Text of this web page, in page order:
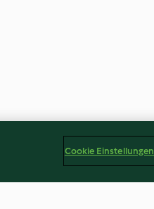
Cookie Einstellungen